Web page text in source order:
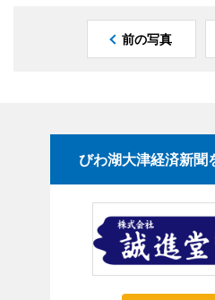
前の写真
びわ湖大津経済新聞